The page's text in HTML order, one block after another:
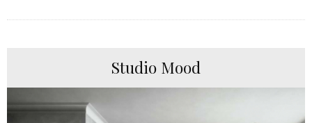
Studio Mood